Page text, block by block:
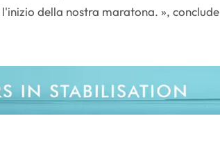
della nostra maratona. », conclude